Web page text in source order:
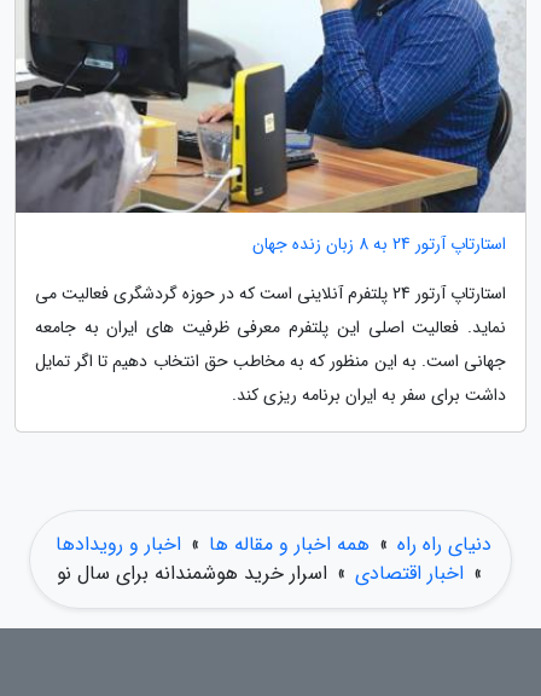
استارتاپ آرتور 24 به 8 زبان زنده جهان
استارتاپ آرتور 24 پلتفرم آنلاینی است که در حوزه گردشگری فعالیت می
نماید. فعالیت اصلی این پلتفرم معرفی ظرفیت های ایران به جامعه
جهانی است. به این منظور که به مخاطب حق انتخاب دهیم تا اگر تمایل
داشت برای سفر به ایران برنامه ریزی کند.
دنیای راه راه » همه اخبار و مقاله ها » اخبار و رویدادها
» اخبار اقتصادی » اسرار خرید هوشمندانه برای سال نو